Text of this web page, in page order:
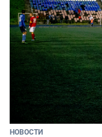
НОВОСТИ